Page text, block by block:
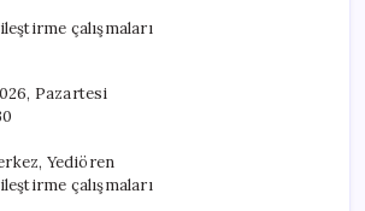
çalışmaları
Pazartesi
Yediören
çalışmaları